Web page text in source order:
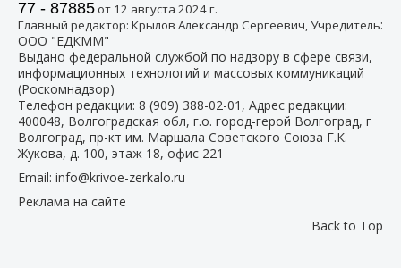
77 - 87885от 12 августа 2024 г.
Главный редактор: Крылов Александр Сергеевич, Учредитель:
ООО "ЕДКММ"
Выдано федеральной службой по надзору в сфере связи,
информационных технологий и массовых коммуникаций
(Роскомнадзор)
Телефон редакции: 8 (909) 388-02-01 , Адрес редакции:
400048, Волгоградская обл, г.о. город-герой Волгоград, г
Волгоград, пр-кт им. Маршала Советского Союза Г.К.
Жукова, д. 100, этаж 18, офис 221
Email: info@krivoe-zerkalo.ru
Реклама на сайте
Back to Top